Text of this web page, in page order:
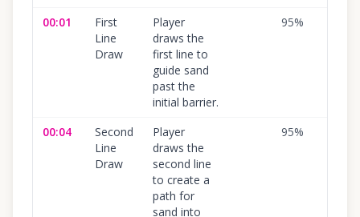
00:01
First
Line
Draw
Player
draws the
first line to
guide sand
past the
initial barrier.
95%
00:04
Second
Line
Draw
Player
draws the
second line
to create a
path for
sand into
95%